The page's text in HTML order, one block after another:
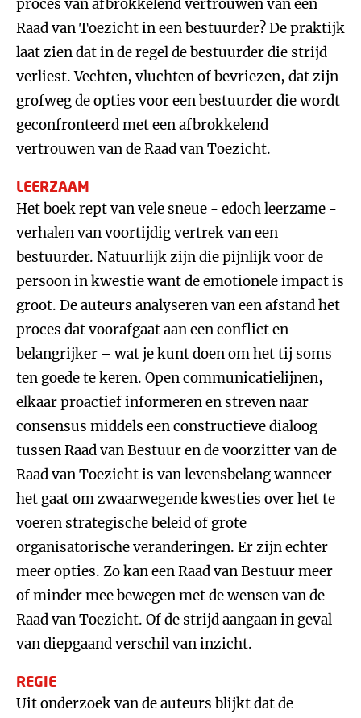
proces van afbrokkelend vertrouwen van een
Raad van Toezicht in een bestuurder? De praktijk
laat zien dat in de regel de bestuurder die strijd
verliest. Vechten, vluchten of bevriezen, dat zijn
grofweg de opties voor een bestuurder die wordt
geconfronteerd met een afbrokkelend
vertrouwen van de Raad van Toezicht.
LEERZAAM
Het boek rept van vele sneue - edoch leerzame -
verhalen van voortijdig vertrek van een
bestuurder. Natuurlijk zijn die pijnlijk voor de
persoon in kwestie want de emotionele impact is
groot. De auteurs analyseren van een afstand het
proces dat voorafgaat aan een conflict en –
belangrijker – wat je kunt doen om het tij soms
ten goede te keren. Open communicatielijnen,
elkaar proactief informeren en streven naar
consensus middels een constructieve dialoog
tussen Raad van Bestuur en de voorzitter van de
Raad van Toezicht is van levensbelang wanneer
het gaat om zwaarwegende kwesties over het te
voeren strategische beleid of grote
organisatorische veranderingen. Er zijn echter
meer opties. Zo kan een Raad van Bestuur meer
of minder mee bewegen met de wensen van de
Raad van Toezicht. Of de strijd aangaan in geval
van diepgaand verschil van inzicht.
REGIE
Uit onderzoek van de auteurs blijkt dat de